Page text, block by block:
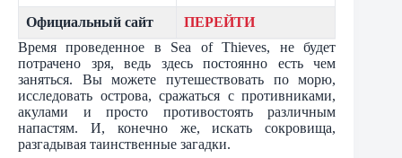
Официальный сайт
ПЕРЕЙТИ
Время проведенное в Sea of Thieves, не будет
потрачено зря, ведь здесь постоянно есть чем
заняться. Вы можете путешествовать по морю,
исследовать острова, сражаться с противниками,
акулами и просто противостоять различным
напастям. И, конечно же, искать сокровища,
разгадывая таинственные загадки.